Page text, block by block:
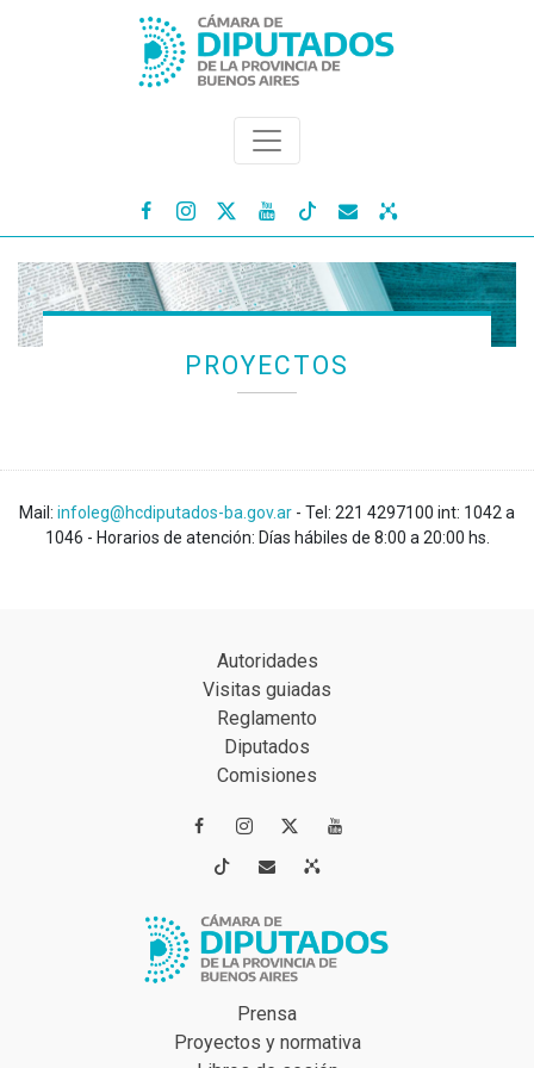
   
PROYECTOS
Mail: infoleg@hcdiputados-ba.gov.ar - Tel: 221 4297100 int: 1042 a
1046 - Horarios de atención: Días hábiles de 8:00 a 20:00 hs.
Autoridades
Visitas guiadas
Reglamento
Diputados
Comisiones
 
 
Prensa
Proyectos y normativa